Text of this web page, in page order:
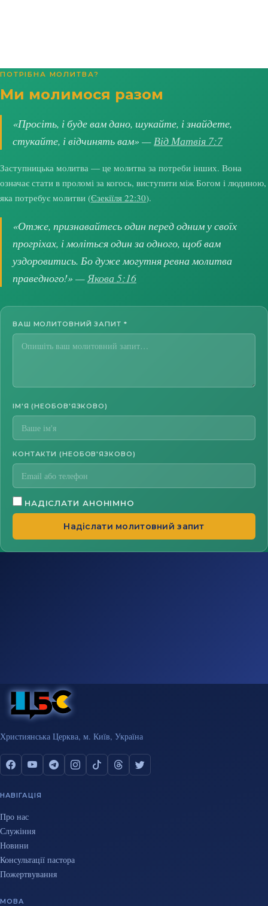
ПОТРІБНА МОЛИТВА?
Ми молимося разом
«Просіть, і буде вам дано, шукайте, і знайдете,
стукайте, і відчинять вам» —Від Матвія 7:7
Заступницька молитва — це молитва за потреби інших. Вона
означає стати в проломі за когось, виступити між Богом і людиною,
яка потребує молитви (Єзекіїля 22:30).
«Отже, признавайтесь один перед одним у своїх
прогріхах, і моліться один за одного, щоб вам
уздоровитись. Бо дуже могутня ревна молитва
праведного!» —Якова 5:16
ВАШ МОЛИТОВНИЙ ЗАПИТ *
ІМ'Я (НЕОБОВ'ЯЗКОВО)
КОНТАКТИ (НЕОБОВ'ЯЗКОВО)
НАДІСЛАТИ АНОНІМНО
Надіслати молитовний запит
Християнська Церква, м. Київ, Україна
НАВІГАЦІЯ
Про нас
Служіння
Новини
Консультації пастора
Пожертвування
МОВА